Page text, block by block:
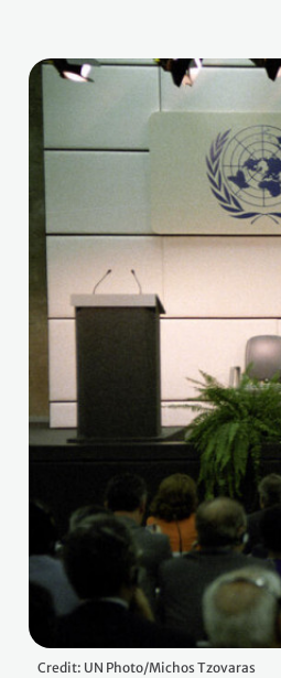
Credit: UN Photo/Michos Tzovaras